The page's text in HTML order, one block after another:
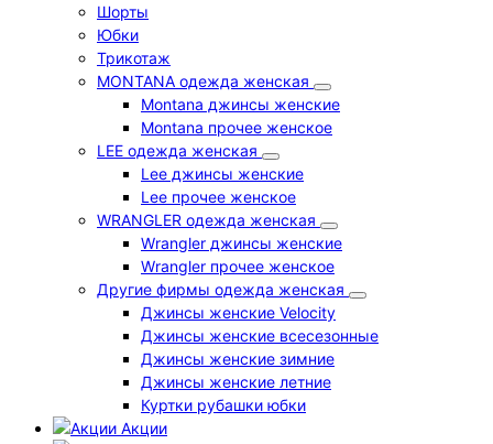
Шорты
Юбки
Трикотаж
MONTANA одежда женская
Montana джинсы женские
Montana прочее женское
LEE одежда женская
Lee джинсы женские
Lee прочее женское
WRANGLER одежда женская
Wrangler джинсы женские
Wrangler прочее женское
Другие фирмы одежда женская
Джинсы женские Velocity
Джинсы женские всесезонные
Джинсы женские зимние
Джинсы женские летние
Куртки рубашки юбки
Акции